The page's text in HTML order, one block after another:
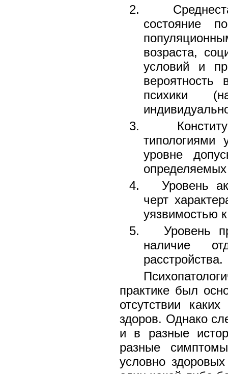
2.
состояние
возраста,
условий и
вероятность
психики
3.
типологиями
уровне
определяемых
4. Уровень
черт
уязвимостью
5. Уровень
наличие
расстройства.
практике был
отсутствии
здоров. Однако
и в разные
разные
условно